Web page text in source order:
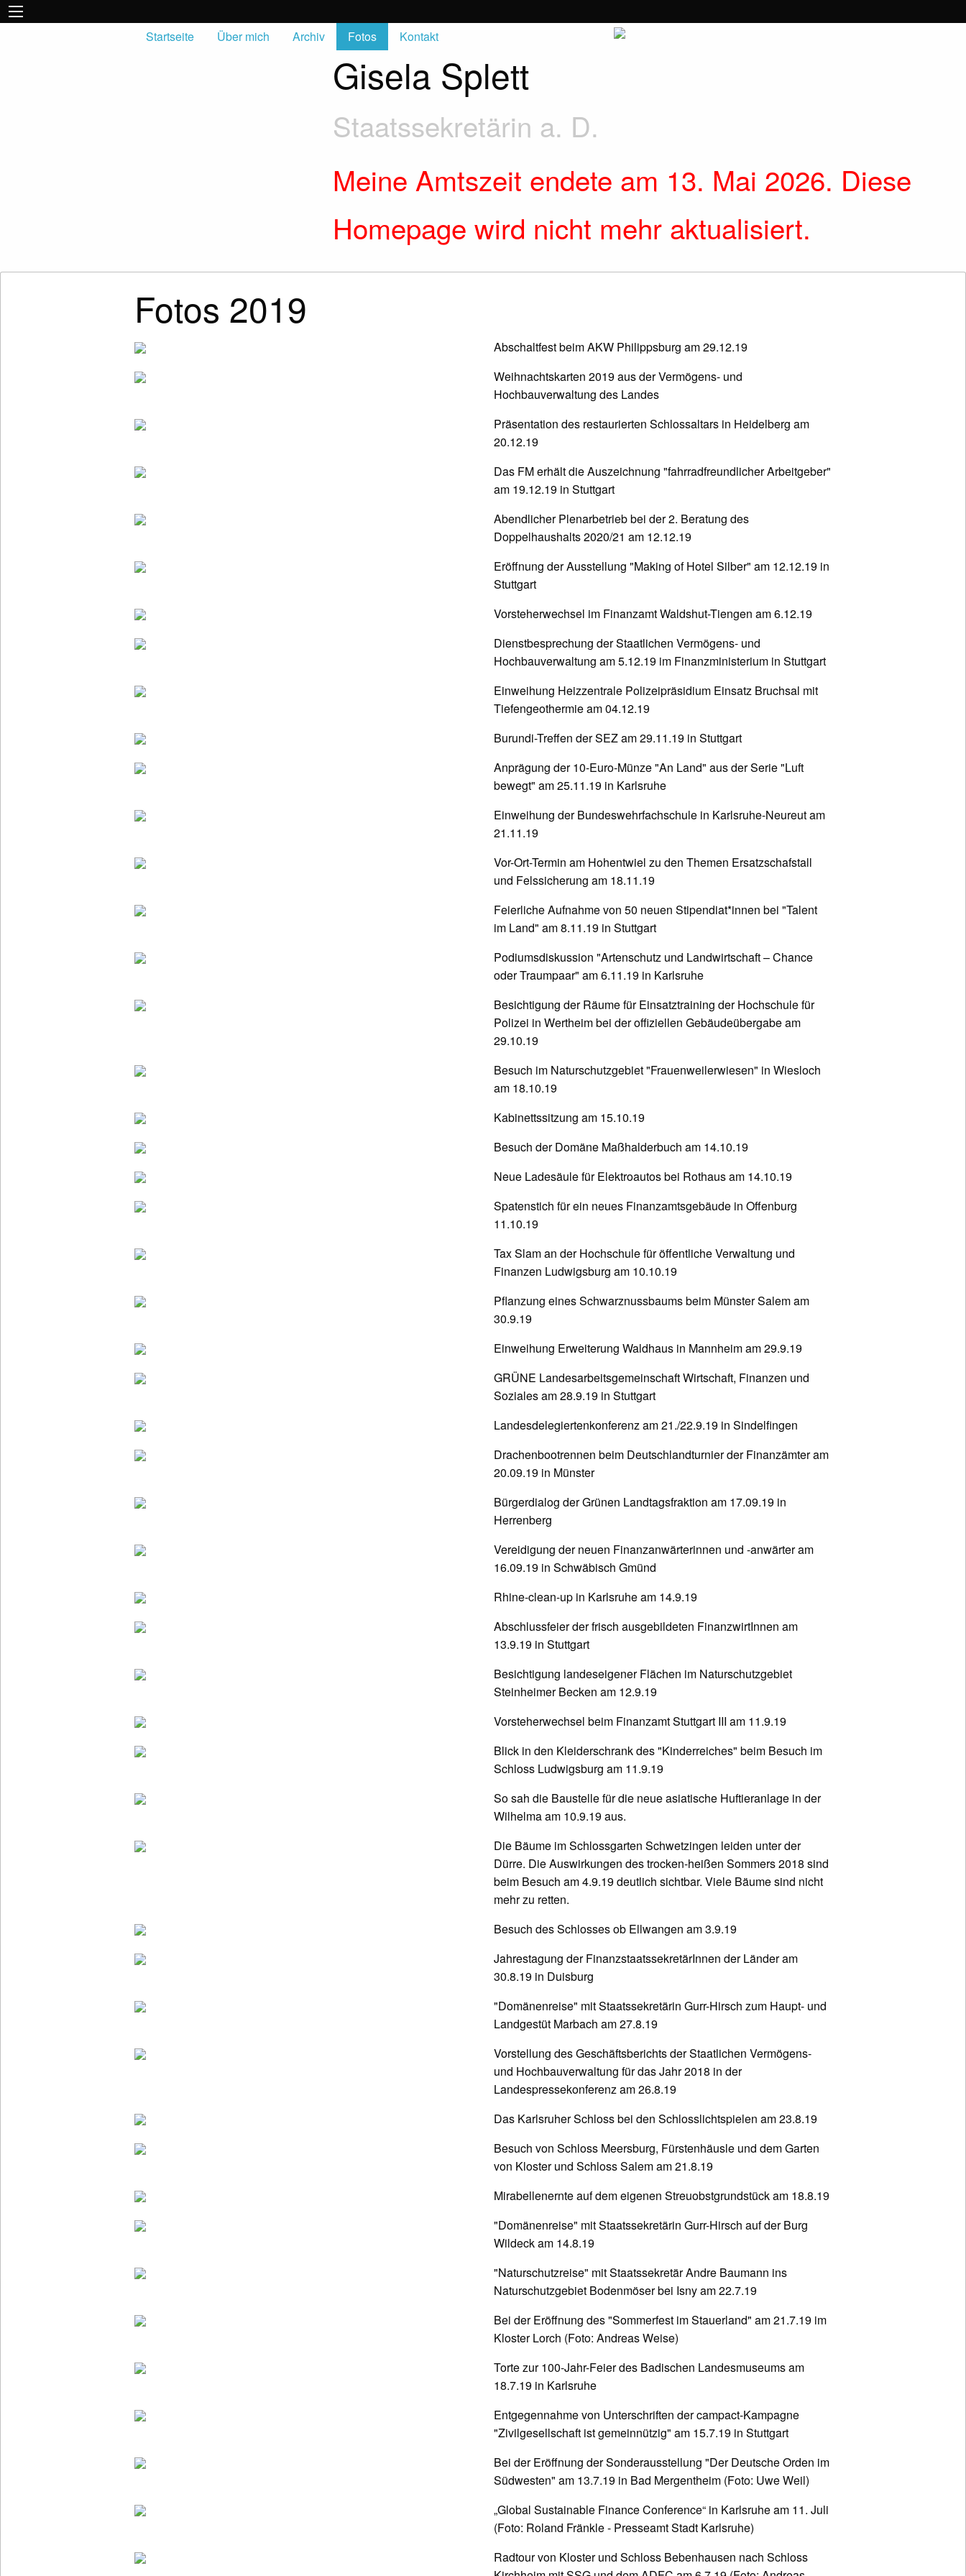
Startseite Über mich Archiv Fotos Kontakt
Gisela Splett
Staatssekretärin a. D.
Meine Amtszeit endete am 13. Mai 2026. Diese
Homepage wird nicht mehr aktualisiert.
Fotos 2019
Abschaltfest beim AKW Philippsburg am 29.12.19
Weihnachtskarten 2019 aus der Vermögens- und
Hochbauverwaltung des Landes
Präsentation des restaurierten Schlossaltars in Heidelberg am
20.12.19
Das FM erhält die Auszeichnung "fahrradfreundlicher Arbeitgeber"
am 19.12.19 in Stuttgart
Abendlicher Plenarbetrieb bei der 2. Beratung des
Doppelhaushalts 2020/21 am 12.12.19
Eröffnung der Ausstellung "Making of Hotel Silber" am 12.12.19 in
Stuttgart
Vorsteherwechsel im Finanzamt Waldshut-Tiengen am 6.12.19
Dienstbesprechung der Staatlichen Vermögens- und
Hochbauverwaltung am 5.12.19 im Finanzministerium in Stuttgart
Einweihung Heizzentrale Polizeipräsidium Einsatz Bruchsal mit
Tiefengeothermie am 04.12.19
Burundi-Treffen der SEZ am 29.11.19 in Stuttgart
Anprägung der 10-Euro-Münze "An Land" aus der Serie "Luft
bewegt" am 25.11.19 in Karlsruhe
Einweihung der Bundeswehrfachschule in Karlsruhe-Neureut am
21.11.19
Vor-Ort-Termin am Hohentwiel zu den Themen Ersatzschafstall
und Felssicherung am 18.11.19
Feierliche Aufnahme von 50 neuen Stipendiat*innen bei "Talent
im Land" am 8.11.19 in Stuttgart
Podiumsdiskussion "Artenschutz und Landwirtschaft – Chance
oder Traumpaar" am 6.11.19 in Karlsruhe
Besichtigung der Räume für Einsatztraining der Hochschule für
Polizei in Wertheim bei der offiziellen Gebäudeübergabe am
29.10.19
Besuch im Naturschutzgebiet "Frauenweilerwiesen" in Wiesloch
am 18.10.19
Kabinettssitzung am 15.10.19
Besuch der Domäne Maßhalderbuch am 14.10.19
Neue Ladesäule für Elektroautos bei Rothaus am 14.10.19
Spatenstich für ein neues Finanzamtsgebäude in Offenburg
11.10.19
Tax Slam an der Hochschule für öffentliche Verwaltung und
Finanzen Ludwigsburg am 10.10.19
Pflanzung eines Schwarznussbaums beim Münster Salem am
30.9.19
Einweihung Erweiterung Waldhaus in Mannheim am 29.9.19
GRÜNE Landesarbeitsgemeinschaft Wirtschaft, Finanzen und
Soziales am 28.9.19 in Stuttgart
Landesdelegiertenkonferenz am 21./22.9.19 in Sindelfingen
Drachenbootrennen beim Deutschlandturnier der Finanzämter am
20.09.19 in Münster
Bürgerdialog der Grünen Landtagsfraktion am 17.09.19 in
Herrenberg
Vereidigung der neuen Finanzanwärterinnen und -anwärter am
16.09.19 in Schwäbisch Gmünd
Rhine-clean-up in Karlsruhe am 14.9.19
Abschlussfeier der frisch ausgebildeten FinanzwirtInnen am
13.9.19 in Stuttgart
Besichtigung landeseigener Flächen im Naturschutzgebiet
Steinheimer Becken am 12.9.19
Vorsteherwechsel beim Finanzamt Stuttgart III am 11.9.19
Blick in den Kleiderschrank des "Kinderreiches" beim Besuch im
Schloss Ludwigsburg am 11.9.19
So sah die Baustelle für die neue asiatische Huftieranlage in der
Wilhelma am 10.9.19 aus.
Die Bäume im Schlossgarten Schwetzingen leiden unter der
Dürre. Die Auswirkungen des trocken-heißen Sommers 2018 sind
beim Besuch am 4.9.19 deutlich sichtbar. Viele Bäume sind nicht
mehr zu retten.
Besuch des Schlosses ob Ellwangen am 3.9.19
Jahrestagung der FinanzstaatssekretärInnen der Länder am
30.8.19 in Duisburg
"Domänenreise" mit Staatssekretärin Gurr-Hirsch zum Haupt- und
Landgestüt Marbach am 27.8.19
Vorstellung des Geschäftsberichts der Staatlichen Vermögens-
und Hochbauverwaltung für das Jahr 2018 in der
Landespressekonferenz am 26.8.19
Das Karlsruher Schloss bei den Schlosslichtspielen am 23.8.19
Besuch von Schloss Meersburg, Fürstenhäusle und dem Garten
von Kloster und Schloss Salem am 21.8.19
Mirabellenernte auf dem eigenen Streuobstgrundstück am 18.8.19
"Domänenreise" mit Staatssekretärin Gurr-Hirsch auf der Burg
Wildeck am 14.8.19
"Naturschutzreise" mit Staatssekretär Andre Baumann ins
Naturschutzgebiet Bodenmöser bei Isny am 22.7.19
Bei der Eröffnung des "Sommerfest im Stauerland" am 21.7.19 im
Kloster Lorch (Foto: Andreas Weise)
Torte zur 100-Jahr-Feier des Badischen Landesmuseums am
18.7.19 in Karlsruhe
Entgegennahme von Unterschriften der campact-Kampagne
"Zivilgesellschaft ist gemeinnützig" am 15.7.19 in Stuttgart
Bei der Eröffnung der Sonderausstellung "Der Deutsche Orden im
Südwesten" am 13.7.19 in Bad Mergentheim (Foto: Uwe Weil)
„Global Sustainable Finance Conference“ in Karlsruhe am 11. Juli
(Foto: Roland Fränkle - Presseamt Stadt Karlsruhe)
Radtour von Kloster und Schloss Bebenhausen nach Schloss